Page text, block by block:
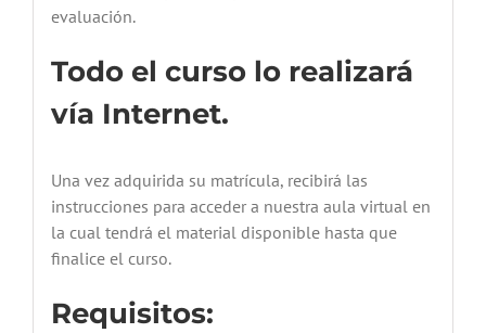
evaluación.
Todo el curso lo realizará
vía Internet.
Una vez adquirida su matrícula, recibirá las
instrucciones para acceder a nuestra aula virtual en
la cual tendrá el material disponible hasta que
finalice el curso.
Requisitos: